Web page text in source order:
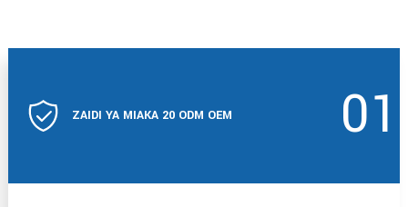
ZAIDI YA MIAKA 20 ODM OEM 01